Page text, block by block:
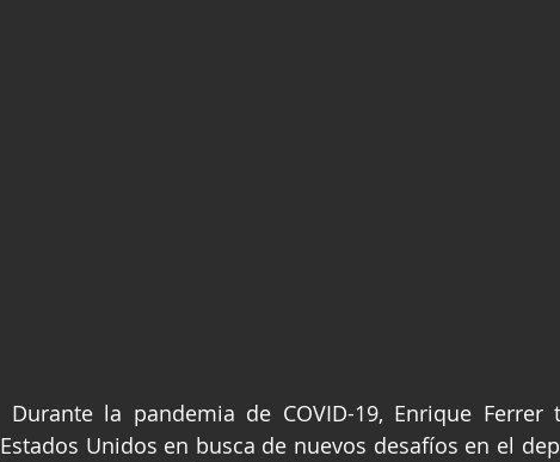
Estados Unidos en busca de nuevos desafíos en el